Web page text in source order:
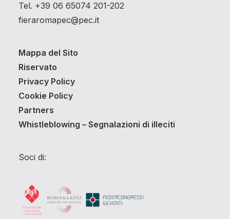
Tel. +39 06 65074 201-202
fieraromapec@pec.it
Mappa del Sito
Riservato
Privacy Policy
Cookie Policy
Partners
Whistleblowing – Segnalazioni di illeciti
Soci di: